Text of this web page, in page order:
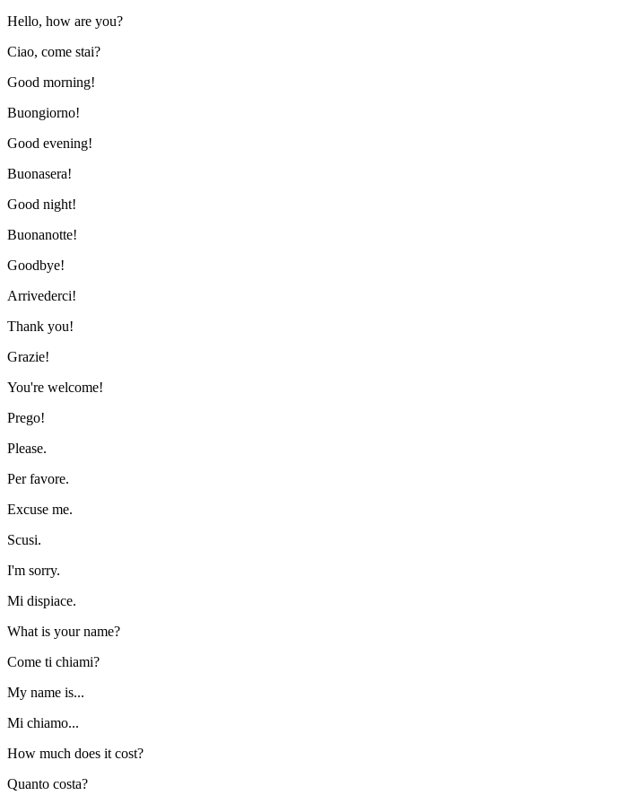
Hello, how are you?
Ciao, come stai?
Good morning!
Buongiorno!
Good evening!
Buonasera!
Good night!
Buonanotte!
Goodbye!
Arrivederci!
Thank you!
Grazie!
You're welcome!
Prego!
Please.
Per favore.
Excuse me.
Scusi.
I'm sorry.
Mi dispiace.
What is your name?
Come ti chiami?
My name is...
Mi chiamo...
How much does it cost?
Quanto costa?